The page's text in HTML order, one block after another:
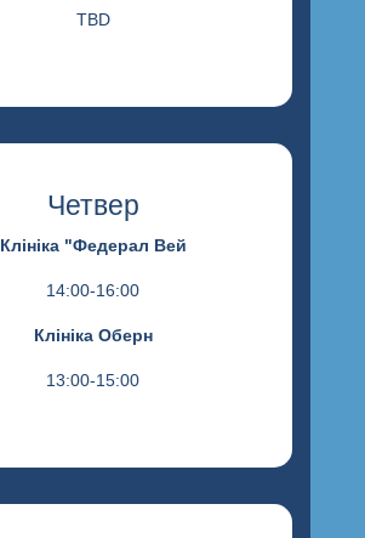
TBD
Четвер
Клініка "Федерал Вей
14:00-16:00
Клініка Оберн
13:00-15:00